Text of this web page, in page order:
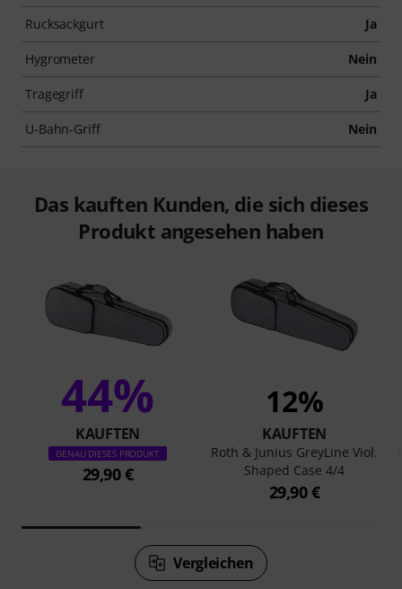
Rucksackgurt Ja
Hygrometer Nein
Tragegriff Ja
U-Bahn-Griff Nein
Das kauften Kunden, die sich dieses
Produkt angesehen haben
44%
KAUFTEN
GENAU DIESES PRODUKT
29,90 €
12%
KAUFTEN
Roth & Junius GreyLine Viol.
Shaped Case 4/4
29,90 €
Vergleichen